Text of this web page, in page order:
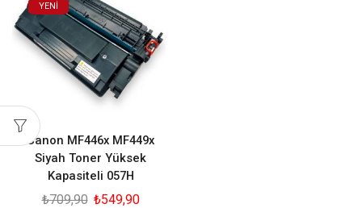
YENI
Canon MF446x MF449x
Siyah Toner Yüksek
Kapasiteli 057H
₺709,90 ₺549,90